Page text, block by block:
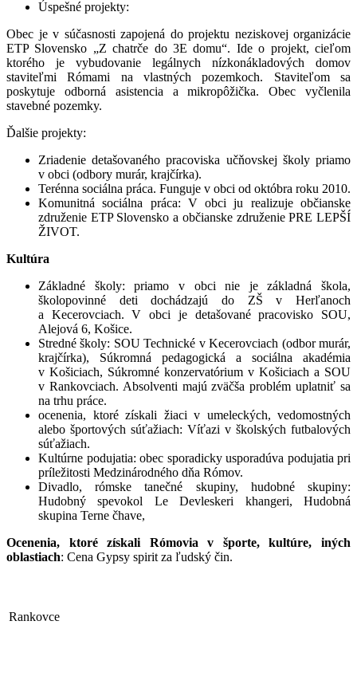
Úspešné projekty:
Obec je v súčasnosti zapojená do projektu neziskovej organizácie
ETP Slovensko „Z chatrče do 3E domu“. Ide o projekt, cieľom
ktorého je vybudovanie legálnych nízkonákladových domov
staviteľmi Rómami na vlastných pozemkoch. Staviteľom sa
poskytuje odborná asistencia a mikropôžička. Obec vyčlenila
stavebné pozemky.
Ďalšie projekty:
Zriadenie detašovaného pracoviska učňovskej školy priamo
v obci (odbory murár, krajčírka).
Terénna sociálna práca. Funguje v obci od októbra roku 2010.
Komunitná sociálna práca: V obci ju realizuje občianske
združenie ETP Slovensko a občianske združenie PRE LEPŠÍ
ŽIVOT.
Kultúra
Základné školy: priamo v obci nie je základná škola,
školopovinné deti dochádzajú do ZŠ v Herľanoch
a Kecerovciach. V obci je detašované pracovisko SOU,
Alejová 6, Košice.
Stredné školy: SOU Technické v Kecerovciach (odbor murár,
krajčírka), Súkromná pedagogická a sociálna akadémia
v Košiciach, Súkromné konzervatórium v Košiciach a SOU
v Rankovciach. Absolventi majú zväčša problém uplatniť sa
na trhu práce.
ocenenia, ktoré získali žiaci v umeleckých, vedomostných
alebo športových súťažiach: Víťazi v školských futbalových
súťažiach.
Kultúrne podujatia: obec sporadicky usporadúva podujatia pri
príležitosti Medzinárodného dňa Rómov.
Divadlo, rómske tanečné skupiny, hudobné skupiny:
Hudobný spevokol Le Devleskeri khangeri, Hudobná
skupina Terne čhave,
Ocenenia, ktoré získali Rómovia v športe, kultúre, iných
oblastiach: Cena Gypsy spirit za ľudský čin.
Rankovce